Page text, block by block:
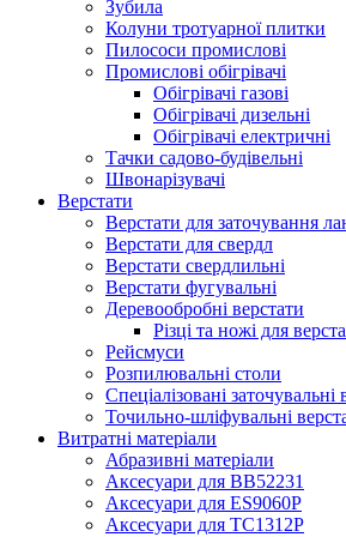
Зубила
Колуни тротуарної плитки
Пилососи промислові
Промислові обігрівачі
Обігрівачі газові
Обігрівачі дизельні
Обігрівачі електричні
Тачки садово-будівельні
Швонарізувачі
Верстати
Верстати для заточування
Верстати для свердл
Верстати свердлильні
Верстати фугувальні
Деревообробні верстати
Різці та ножі для
Рейсмуси
Розпилювальні столи
Спеціалізовані
Точильно-шліфувальні
Витратні матеріали
Абразивні матеріали
Аксесуари для BB52231
Аксесуари для ES9060P
Аксесуари для TC1312P